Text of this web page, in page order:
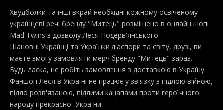
Хвудболки та інші вкрай необхідні кожному освіченому
українцеві речі бренду "Митець" розміщено в онлайн шопі
Mad Twins з дозволу Леся Подерв'янського.
Шановні Українці та Українки діаспори та світу, друзі, ви
маєте змогу замовляти мерч бренду "Митець" зараз.
Будь ласка, не робіть замовлення з доставкою в Україну.
Фаншоп Леся в Україні не працює у зв'язку з підлою війною,
підло розв'язаною, підлими кацапами проти героїчного
народу прекрасної України.